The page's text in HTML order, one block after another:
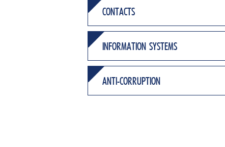
CONTACTS
INFORMATION SYSTEMS
ANTI-CORRUPTION